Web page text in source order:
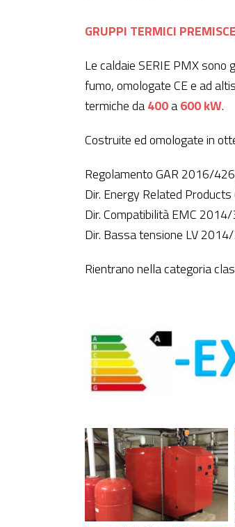
GRUPPI TERMICI
Le caldaie SERIE PMX
fumo, omologate CE e ad
termiche da400a600kW.
Costruite ed omologate in
Regolamento GAR 2016/
Dir. Energy Related
Dir. Compatibilità EMC
Dir. Bassa tensione LV
Rientrano nella categoria